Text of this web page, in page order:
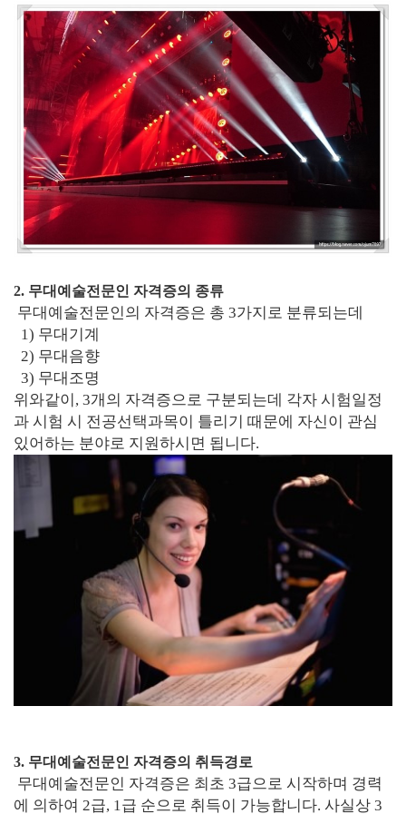
2. 무대예술전문인 자격증의 종류
무대예술전문인의 자격증은 총 3가지로 분류되는데
1) 무대기계
2) 무대음향
3) 무대조명
위와같이, 3개의 자격증으로 구분되는데 각자 시험일정
과 시험 시 전공선택과목이 틀리기 때문에 자신이 관심
있어하는 분야로 지원하시면 됩니다.
3. 무대예술전문인 자격증의 취득경로
무대예술전문인 자격증은 최초 3급으로 시작하며 경력
에 의하여 2급, 1급 순으로 취득이 가능합니다. 사실상 3